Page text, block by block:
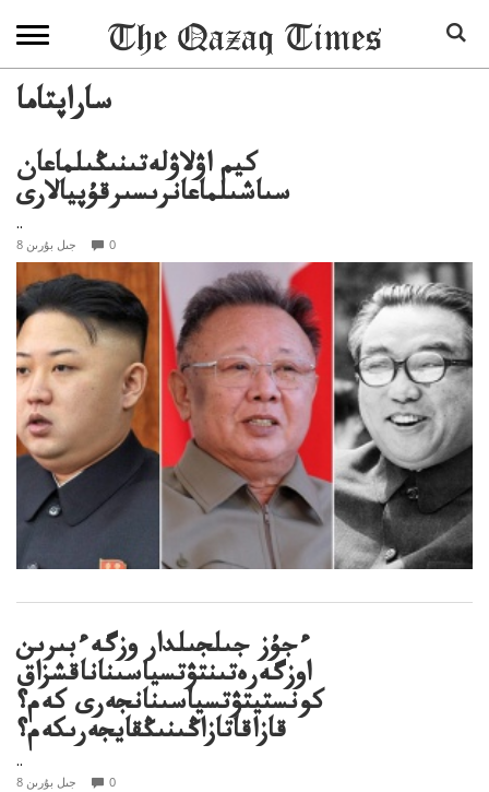
ساراپتاما
كيم اۋلاۋلەتىنىڭىلماعان
سىاشىلماعانرىسىرقۇپيالارى
..
8 جىل بۇرىن 0
ءجۇز جىلجىلدار وزگەءبىرىن
اوزگەرەتىنتۋتسياسىناناقشزاق
كونستيتۋتسياسىنانجەرى كەم؟
قازاقاتازاڭىنىڭقايجەرىكەم؟
..
8 جىل بۇرىن 0